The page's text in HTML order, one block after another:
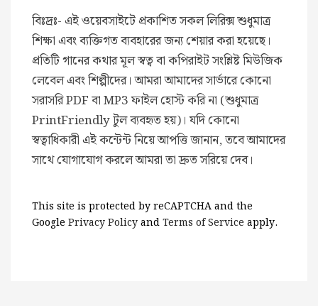
বিঃদ্রঃ- এই ওয়েবসাইটে প্রকাশিত সকল লিরিক্স শুধুমাত্র
শিক্ষা এবং ব্যক্তিগত ব্যবহারের জন্য শেয়ার করা হয়েছে।
প্রতিটি গানের কথার মূল স্বত্ব বা কপিরাইট সংশ্লিষ্ট মিউজিক
লেবেল এবং শিল্পীদের। আমরা আমাদের সার্ভারে কোনো
সরাসরি PDF বা MP3 ফাইল হোস্ট করি না (শুধুমাত্র
PrintFriendly টুল ব্যবহৃত হয়)। যদি কোনো
স্বত্বাধিকারী এই কন্টেন্ট নিয়ে আপত্তি জানান, তবে আমাদের
সাথে যোগাযোগ করলে আমরা তা দ্রুত সরিয়ে দেব।
This site is protected by reCAPTCHA and the
Google Privacy PolicyandTerms of Service apply.